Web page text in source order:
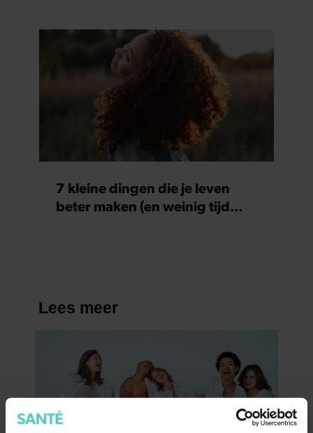
7 kleine dingen die je leven
beter maken (en weinig tijd